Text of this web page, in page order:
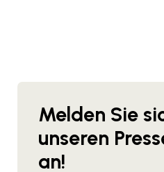
Melden Sie
unseren
an!